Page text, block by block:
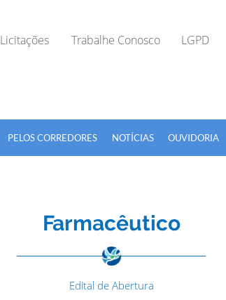
Licitações Trabalhe Conosco LGPD
TODOS OS CAMPOS SÃO OBRIGATÓRIOS.
PELOS CORREDORES NOTÍCIAS OUVIDORIA
Farmacêutico
Edital de Abertura